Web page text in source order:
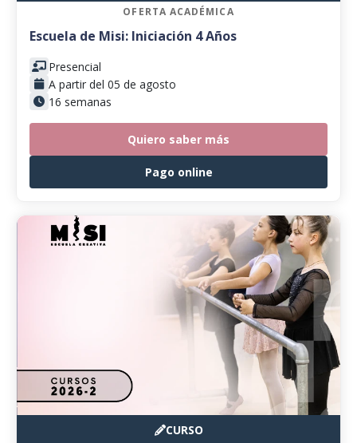
OFERTA ACADÉMICA
Escuela de Misi: Iniciación 4 Años
Presencial
A partir del 05 de agosto
16 semanas
Quiero saber más
Pago online
CURSO